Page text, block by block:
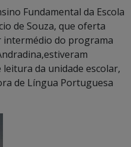
Fundamental da Escola
de Souza, que oferta
do programa
da unidade escolar,
de Língua Portuguesa